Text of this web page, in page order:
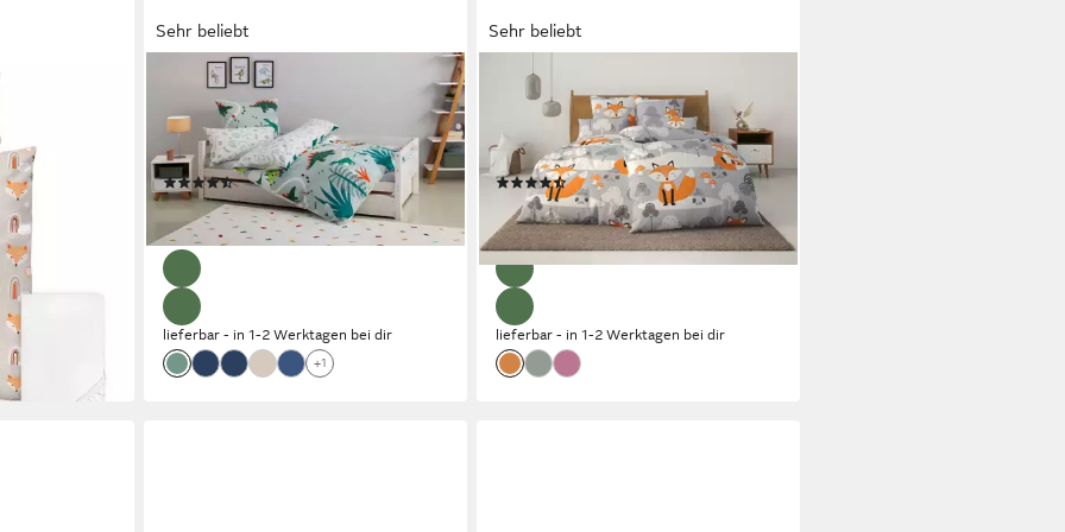
Fuchs,
bei dir
Sehr beliebt
OTTO HOME
Kinderbettwäsche CUDDLEE,
Renforcé, 2 teilig, in vielen Designs:
Dino,Einhorn,Weltraum,Baustelle,Herz,Trecker,Safari
(282)
ab 20,49 € UVP44,99 €
-54%
lieferbar - in 1-2 Werktagen bei dir
+1
Sehr beliebt
OTTO HOME
Bettwäsche Physalis, Linon, 2 teilig,
in Gr. 135x200 oder 155x220 cm,
100% Baumwolle, mehrere Designs
(111)
ab 16,49 € UVP34,99 €
-53%
lieferbar - in 1-2 Werktagen bei dir